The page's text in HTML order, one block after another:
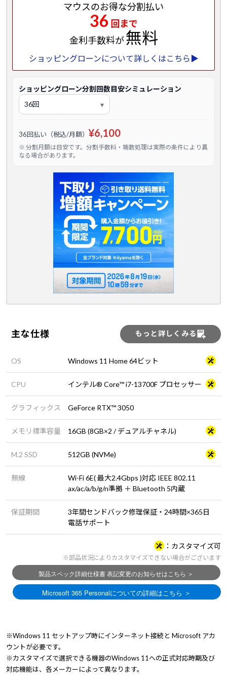
マウスのお得な分割払い
36 回まで
金利手数料が無料
ショッピングローンについて詳しくはこちら▶
ショッピングローン分割回数目安シミュレーション
36回払い（税込/月額） ¥6,100
※ 分割月額は目安です。分割手数料・端数処理は実際の条件により異
なる場合があります。
主な仕様 もっと詳しくみる
OS Windows 11 Home 64ビット
CPU インテル® Core™ i7-13700F プロセッサー
グラフィックス GeForce RTX™ 3050
メモリ標準容量 16GB (8GB×2 / デュアルチャネル)
M.2 SSD 512GB (NVMe)
無線
Wi-Fi 6E( 最大2.4Gbps )対応 IEEE 802.11
ax/ac/a/b/g/n準拠 ＋ Bluetooth 5内蔵
保証期間
3年間センドバック修理保証・24時間×365日
電話サポート
カスタマイズ可
※部品状況によりカスタマイズできない場合がございます
※Windows 11 セットアップ時にインターネット接続と Microsoft アカ
ウントが必要です。
※カスタマイズで選択できる機器のWindows 11への正式対応時期及び
対応機能は、各メーカーによって異なります。